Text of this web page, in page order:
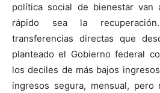
política social de bienestar van
rápido sea la
transferencias directas que
planteado el Gobierno federal
los deciles de más bajos
ingresos segura, mensual,